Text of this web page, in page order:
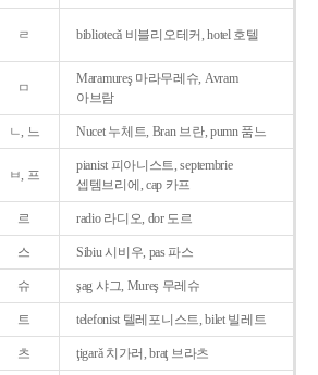
ㄹ bibliotecǎ 비블리오테커, hotel 호텔
ㅁ
Maramureş 마라무레슈, Avram
아브람
ㄴ, 느 Nucet 누체트, Bran 브란, pumn 품느
ㅂ, 프
pianist 피아니스트, septembrie
셉템브리에, cap 카프
르 radio 라디오, dor 도르
스 Sibiu 시비우, pas 파스
슈 şag 샤그, Mureş 무레슈
트 telefonist 텔레포니스트, bilet 빌레트
츠 ţigarǎ 치가러, braţ 브라츠